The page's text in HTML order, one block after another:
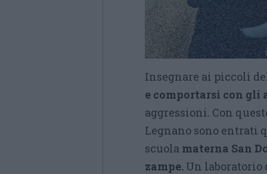
Insegnare ai piccoli
e comportarsi con gli
aggressioni. Con
Legnano sono entrati
scuola materna San
zampe. Un laboratorio